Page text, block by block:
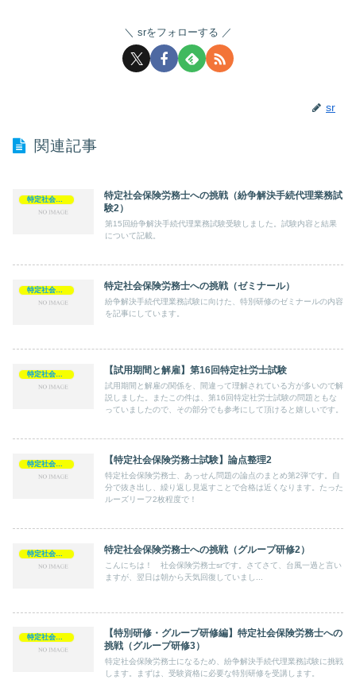
srをフォローする
sr
関連記事
特定社会保険労務士
特定社会保険労務士への挑戦（紛争解決手続代理業務試
験2）
第15回紛争解決手続代理業務試験受験しました。試験内容と結果
について記載。
特定社会保険労務士 特定社会保険労務士への挑戦（ゼミナール）
紛争解決手続代理業務試験に向けた、特別研修のゼミナールの内容
を記事にしています。
【試用期間と解雇】第16回特定社労士試験
試用期間と解雇の関係を、間違って理解されている方が多いので解
説しました。またこの件は、第16回特定社労士試験の問題ともな
っていましたので、その部分でも参考にして頂けると嬉しいです。
【特定社会保険労務士試験】論点整理2
特定社会保険労務士、あっせん問題の論点のまとめ第2弾です。自
分で抜き出し、繰り返し見返すことで合格は近くなります。たった
ルーズリーフ2枚程度で！
特定社会保険労務士への挑戦（グループ研修2）
こんにちは！ 社会保険労務士srです。さてさて、台風一過と言い
ますが、翌日は朝から天気回復していまし...
特定社会保険労務士
【特別研修・グループ研修編】特定社会保険労務士への
挑戦（グループ研修3）
特定社会保険労務士になるため、紛争解決手続代理業務試験に挑戦
します。まずは、受験資格に必要な特別研修を受講します。